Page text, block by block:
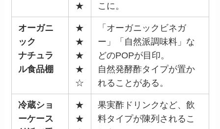
★
こに。
オーガニ
ック
ナチュラ
ル食品棚
★
★
★
★
☆
「オーガニックビネガ
ー」「自然派調味料」な
どのPOPが目印。
自然発酵酢タイプが置か
れることがある。
冷蔵ショ
ーケース
★
★
果実酢ドリンクなど、飲
料タイプが陳列されるこ